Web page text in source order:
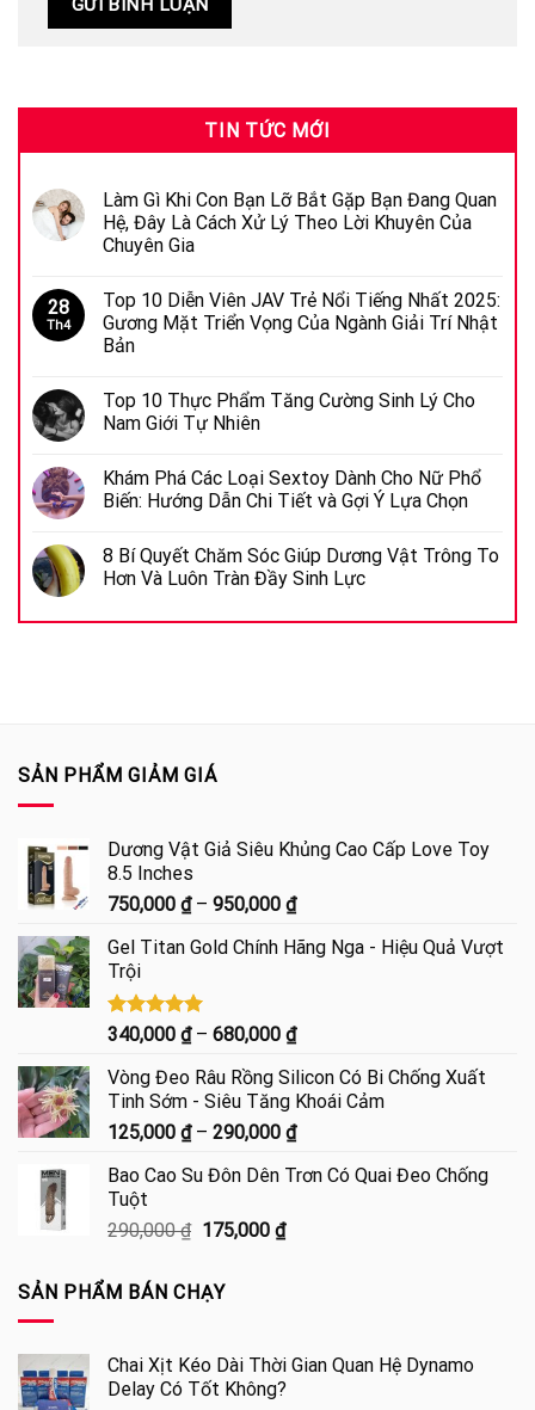
TIN TỨC MỚI
Làm Gì Khi Con Bạn Lỡ Bắt Gặp Bạn Đang Quan
Hệ, Đây Là Cách Xử Lý Theo Lời Khuyên Của
Chuyên Gia
28
Th4
Top 10 Diễn Viên JAV Trẻ Nổi Tiếng Nhất 2025:
Gương Mặt Triển Vọng Của Ngành Giải Trí Nhật
Bản
Top 10 Thực Phẩm Tăng Cường Sinh Lý Cho
Nam Giới Tự Nhiên
Khám Phá Các Loại Sextoy Dành Cho Nữ Phổ
Biến: Hướng Dẫn Chi Tiết và Gợi Ý Lựa Chọn
8 Bí Quyết Chăm Sóc Giúp Dương Vật Trông To
Hơn Và Luôn Tràn Đầy Sinh Lực
SẢN PHẨM GIẢM GIÁ
Dương Vật Giả Siêu Khủng Cao Cấp Love Toy
8.5 Inches
750,000 ₫ – 950,000 ₫Khoảng
từ
950,000 ₫
Gel Titan Gold Chính Hãng Nga - Hiệu Quả Vượt
Trội
Được xếp
hạng
5.00
5 sao
340,000 ₫ – 680,000 ₫Khoảng
từ
340,000 ₫
đến
Vòng Đeo Râu Rồng Silicon Có Bi Chống Xuất
Tinh Sớm - Siêu Tăng Khoái Cảm
125,000 ₫ – 290,000 ₫Khoảng
từ
Bao Cao Su Đôn Dên Trơn Có Quai Đeo Chống
Tuột
290,000₫ Giá
là:
290,000 ₫.
175,000 ₫Giá
SẢN PHẨM BÁN CHẠY
Chai Xịt Kéo Dài Thời Gian Quan Hệ Dynamo
Delay Có Tốt Không?